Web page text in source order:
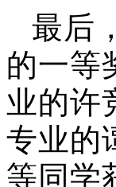
最后，
的一等
业的许
专业的
等同学